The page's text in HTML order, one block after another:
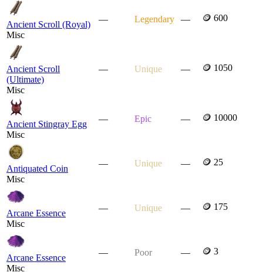
Ancient Scroll (Royal)
Misc
— Legendary — 🪙 600
Ancient Scroll
(Ultimate)
Misc
— Unique — 🪙 1050
Ancient Stingray Egg
Misc
— Epic — 🪙 10000
Antiquated Coin
Misc
— Unique — 🪙 25
Arcane Essence
Misc
— Unique — 🪙 175
Arcane Essence
Misc
— Poor — 🪙 3